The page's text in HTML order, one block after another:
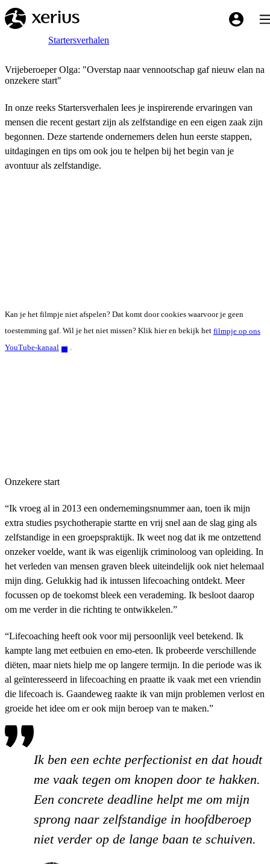
Overslaan naar de hoofdinhoud
My
Breadcrumb
HomeStartersverhalen
Vrijeberoeper Olga: "Overstap naar vennootschap gaf nieuw elan na
onzekere start"
In onze reeks Startersverhalen lees je inspirerende ervaringen van
mensen die recent gestart zijn als zelfstandige en een eigen zaak zijn
begonnen. Deze startende ondernemers delen hun eerste stappen,
uitdagingen en tips om ook jou te helpen bij het begin van je
avontuur als zelfstandige.
Kan je het filmpje niet afspelen? Dat komt door cookies waarvoor je geen
toestemming gaf. Wil je het niet missen? Klik hier en bekijk het filmpje op ons
YouTube-kanaal
Onzekere start
“Ik vroeg al in 2013 een ondernemingsnummer aan, toen ik mijn
extra studies psychotherapie startte en vrij snel aan de slag ging als
zelfstandige in een groepspraktijk. Ik weet nog dat ik me ontzettend
onzeker voelde, want ik was eigenlijk criminoloog van opleiding. In
het verleden van mensen graven bleek uiteindelijk ook niet helemaal
mijn ding. Gelukkig had ik intussen lifecoaching ontdekt. Meer
focussen op de toekomst bleek een verademing. Ik besloot daarop
om me verder in die richting te ontwikkelen.”
“Lifecoaching heeft ook voor mij persoonlijk veel betekend. Ik
kampte lang met eetbuien en emo-eten. Ik probeerde verschillende
diëten, maar niets hielp me op langere termijn. In die periode was ik
al geïnteresseerd in lifecoaching en praatte ik vaak met een vriendin
die lifecoach is. Gaandeweg raakte ik van mijn problemen verlost en
groeide het idee om er ook mijn beroep van te maken.”
Ik ben een echte perfectionist en dat houdt
me vaak tegen om knopen door te hakken.
Een concrete deadline helpt me om mijn
sprong naar zelfstandige in hoofdberoep
niet verder op de lange baan te schuiven.